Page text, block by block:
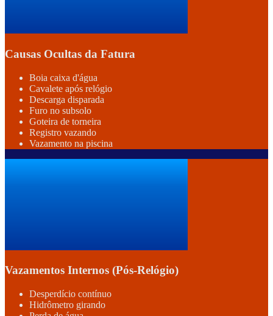
Causas Ocultas da Fatura
Boia caixa d'água
Cavalete após relógio
Descarga disparada
Furo no subsolo
Goteira de torneira
Registro vazando
Vazamento na piscina
Vazamentos Internos (Pós-Relógio)
Desperdício contínuo
Hidrômetro girando